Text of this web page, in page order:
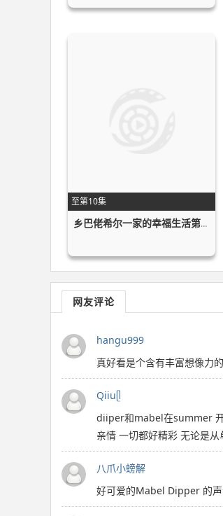
至第10集
乡巴佬希尔一家的幸福生活第十五季
网友评论
hangu999
真好看是个含有丰富想像力
Qiiuᥫ
diiper和mabel在summer 开
亲情 一切都好精彩 无论是
八爪小螃解
好可爱的Mabel Dipper 的